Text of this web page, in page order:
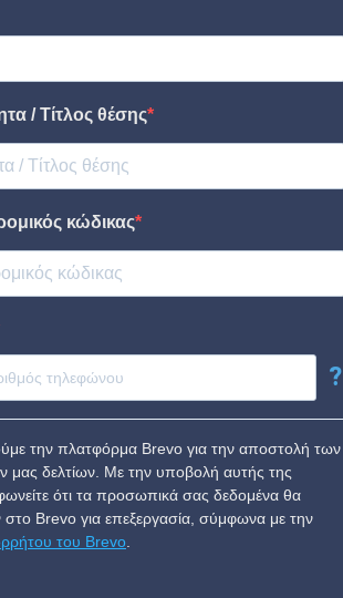
/ Τίτλος θέσης
κώδικας
?
την πλατφόρμα Brevo για την αποστολή των
μας δελτίων. Με την υποβολή αυτής της
ότι τα προσωπικά σας δεδομένα θα
στο Brevo για επεξεργασία, σύμφωνα με την
του Brevo